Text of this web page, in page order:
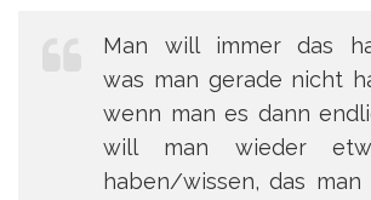
Man will immer das
was man gerade nicht
wenn man es dann
will man wieder
haben/wissen, das